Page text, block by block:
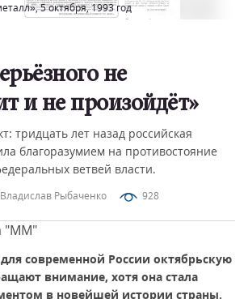
Владислав Рыбаченко 928
не
и не произойдёт»
тридцать лет назад российская
благоразумием на противостояние
ветвей власти.
5 октября, 1993 год
"ММ"
современной России октябрьскую
внимание, хотя она стала
в новейшей истории страны.